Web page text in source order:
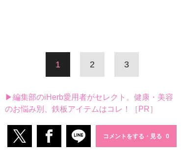
1 2 3
▶編集部のiHerb愛用者がセレクト。健康・美容
のお悩み別、鉄板アイテムはコレ！［PR］
コメントをする・見る